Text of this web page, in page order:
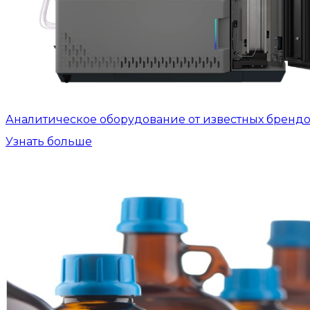
Аналитическое оборудование от известных
Узнать больше